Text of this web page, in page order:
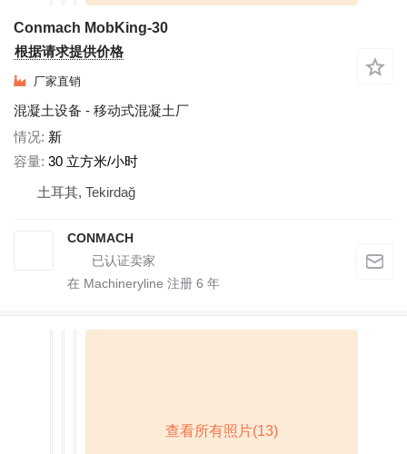
Conmach MobKing-30
根据请求提供价格
厂家直销
混凝土设备 - 移动式混凝土厂
情况 新
容量 30 立方米/小时
土耳其, Tekirdağ
CONMACH
在 Machineryline 注册 6 年